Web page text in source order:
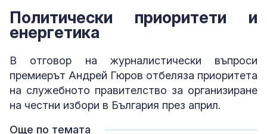
Политически приоритети и
енергетика
В отговор на журналистически въпроси
премиерът Андрей Гюров отбеляза приоритета
на служебното правителство за организиране
на честни избори в България през април.
Още по темата